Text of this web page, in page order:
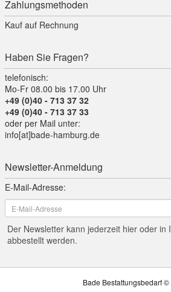
Zahlungsmethoden
Kauf auf Rechnung
Haben Sie Fragen?
telefonisch:
Mo-Fr 08.00 bis 17.00 Uhr
+49 (0)40 - 713 37 32
+49 (0)40 - 713 37 33
oder per Mail unter:
info[at]bade-hamburg.de
Newsletter-Anmeldung
E-Mail-Adresse:
Der Newsletter kann jederzeit hier oder in
abbestellt werden.
Bade Bestattungsbedarf ©